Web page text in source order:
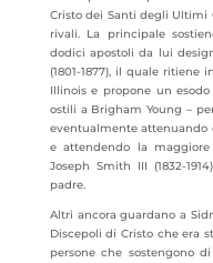
Cristo dei Santi degli
rivali. La principale
dodici apostoli da lui
(1801-1877), il quale
Illinois e propone un
ostili a Brigham Young –
eventualmente attenuando
e attendendo la
Joseph Smith III (1832-
padre.
Altri ancora guardano a
Discepoli di Cristo che era
persone che sostengono